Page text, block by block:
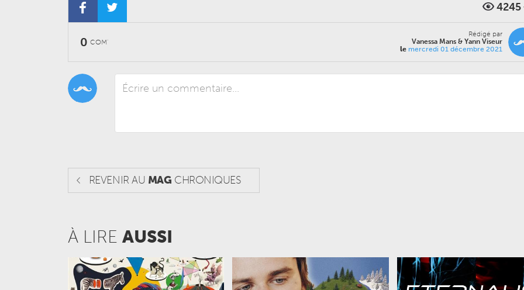
4245
0 COM'
Rédigé par
Vanessa Mans & Yann Viseur
le mercredi 01 décembre 2021
REVENIR AU MAG CHRONIQUES
À LIRE AUSSI